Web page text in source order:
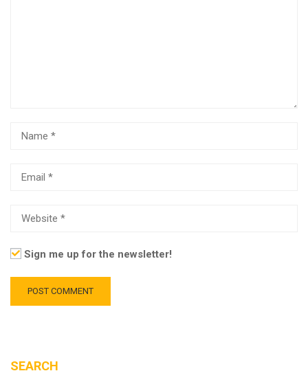
Sign me up for the newsletter!
SEARCH